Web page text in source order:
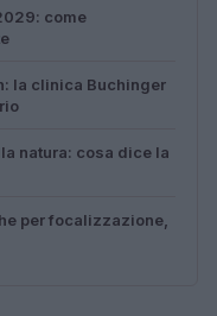
come
la clinica Buchinger
natura: cosa dice la
per focalizzazione,